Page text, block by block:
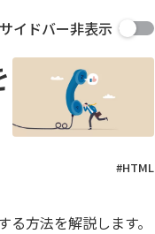
サイドバー非表示
#HTML
方法を解説します。